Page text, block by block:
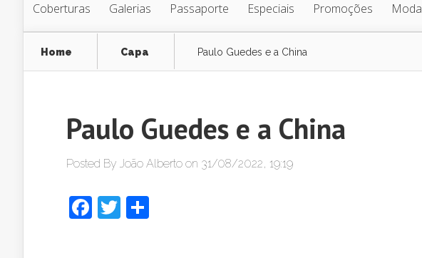
Coberturas Galerias Passaporte Especiais Promoções Moda
Home Capa Paulo Guedes e a China
Paulo Guedes e a China
Posted By João Alberto on 31/08/2022, 19:19
Facebook
Twitter